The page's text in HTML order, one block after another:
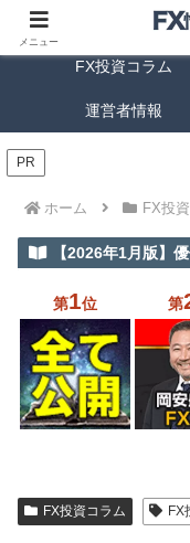
FX商材ランキング
FX投資コラム
運営者情報
PR
ホーム FX投
【2026年1月版】
第1位 第
FX投資コラム FX
メニュー